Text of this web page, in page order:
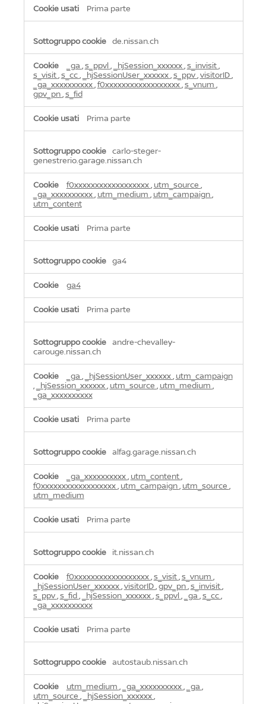
Prima parte
de.nissan.ch
_ga ,s_ppvl , _hjSession_xxxxxx,s_invisit,
s_visit,s_cc, _hjSessionUser_xxxxxx,s_ppv,visitorID,
_ga_xxxxxxxxxx,f0xxxxxxxxxxxxxxxxxx,s_vnum ,
gpv_pn,s_fid
Prima parte
carlo-steger-
genestrerio.garage.nissan.ch
f0xxxxxxxxxxxxxxxxxx, utm_source ,
_ga_xxxxxxxxxx, utm_medium , utm_campaign,
utm_content
Prima parte
ga4
ga4
Prima parte
andre-chevalley-
carouge.nissan.ch
_ga , _hjSessionUser_xxxxxx, utm_campaign
,
_hjSession_xxxxxx, utm_source , utm_medium ,
_ga_xxxxxxxxxx
Prima parte
alfag.garage.nissan.ch
_ga_xxxxxxxxxx, utm_content,
f0xxxxxxxxxxxxxxxxxx, utm_campaign, utm_source ,
utm_medium
Prima parte
it.nissan.ch
f0xxxxxxxxxxxxxxxxxx,s_visit,s_vnum ,
_hjSessionUser_xxxxxx,visitorID,gpv_pn,s_invisit,
s_ppv,s_fid , _hjSession_xxxxxx,s_ppvl , _ga ,s_cc,
_ga_xxxxxxxxxx
Prima parte
autostaub.nissan.ch
utm_medium , _ga_xxxxxxxxxx, _ga ,
utm_source , _hjSession_xxxxxx,